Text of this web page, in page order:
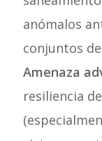
anómalos
conjuntos
Amenaza
resiliencia